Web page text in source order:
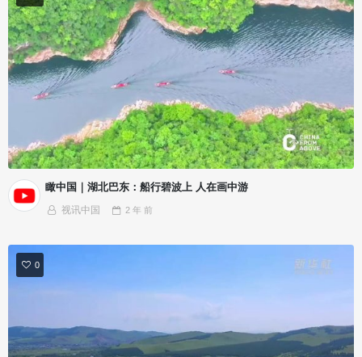
瞰中国｜湖北巴东：船行碧波上 人在画中游
视讯中国 2 年 前
0